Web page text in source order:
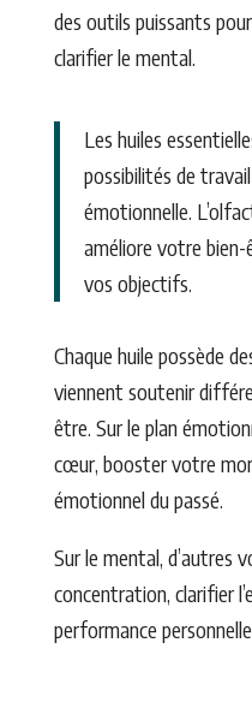
des outils puissants
clarifier le mental.
Les huiles
possibilités de
émotionnelle.
améliore votre
vos objectifs.
Chaque huile possède
viennent soutenir
être. Sur le plan
cœur, booster votre
émotionnel du passé.
Sur le mental, d’autres
concentration, clarifier
performance